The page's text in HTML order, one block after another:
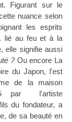
Figurant sur le
nuance selon
les esprits
lié au feu et à la
elle signifie aussi
?Ou encore La
du Japon, l'est
de la maison
par l'artiste
du fondateur, a
de sa beauté en